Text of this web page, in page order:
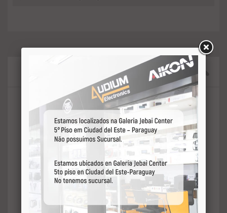
DESCRIÇÄO DO PRODUTO
Kit Reparo EROS 10" R-H-310 8 OHMS já vai
completo para que você possa fazer uma
restauração completa do seu
equipamento, contando com cone, calota
central, cola de Reparo e jogo de
borracha.
O mesmo não altera nenhuma
característica Original do alto falante.